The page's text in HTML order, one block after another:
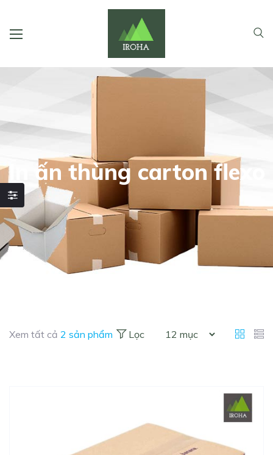
In ấn thùng carton flexo
Xem tất cả 2 sản phẩm Lọc